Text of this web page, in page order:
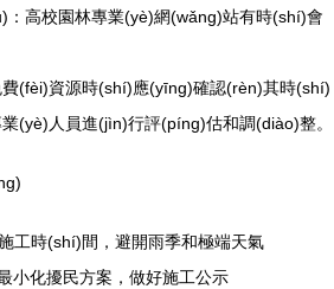
高校園林專業(yè)網(wǎng)站有時(shí)會
(fèi)資源時(shí)應(yīng)確認(rèn)其時(shí)
(yè)人員進(jìn)行評(píng)估和調(diào)整。
工時(shí)間，避開雨季和極端天氣
小化擾民方案，做好施工公示